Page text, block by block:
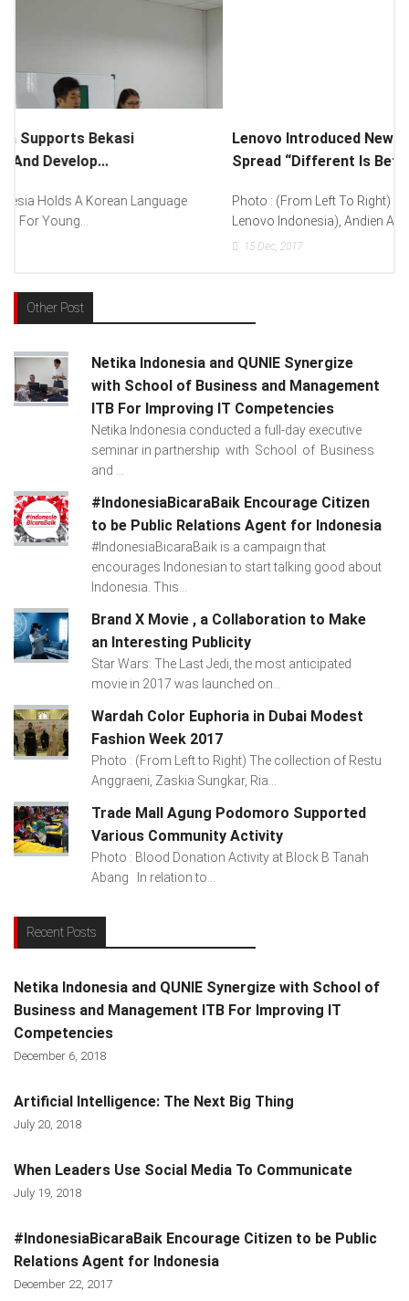
Lenovo Introduced New Brand Ambassador To
Spread “Different Is Better”...
Photo : (From Left To Right) Helmy Susanto (Consumer Lead
Lenovo Indonesia), Andien Aisyah...
Other Post
Netika Indonesia and QUNIE Synergize
with School of Business and Management
ITB For Improving IT Competencies
Netika Indonesia conducted a full-day executive
seminar in partnership with School of Business
and ...
#IndonesiaBicaraBaik Encourage Citizen
to be Public Relations Agent for Indonesia
#IndonesiaBicaraBaik is a campaign that
encourages Indonesian to start talking good about
Indonesia. This...
Brand X Movie , a Collaboration to Make
an Interesting Publicity
Star Wars: The Last Jedi, the most anticipated
movie in 2017 was launched on...
Wardah Color Euphoria in Dubai Modest
Fashion Week 2017
Photo : (From Left to Right) The collection of Restu
Anggraeni, Zaskia Sungkar, Ria...
Trade Mall Agung Podomoro Supported
Various Community Activity
Photo : Blood Donation Activity at Block B Tanah
Abang In relation to...
Recent Posts
Netika Indonesia and QUNIE Synergize with School of
Business and Management ITB For Improving IT
Competencies
December 6, 2018
Artificial Intelligence: The Next Big Thing
July 20, 2018
When Leaders Use Social Media To Communicate
July 19, 2018
#IndonesiaBicaraBaik Encourage Citizen to be Public
Relations Agent for Indonesia
December 22, 2017